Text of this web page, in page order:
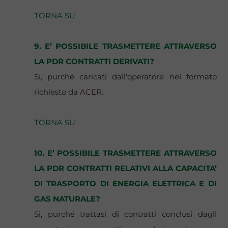
TORNA SU
9. E’ POSSIBILE TRASMETTERE ATTRAVERSO
LA PDR CONTRATTI DERIVATI?
Si, purché caricati dall'operatore nel formato
richiesto da ACER.
TORNA SU
10. E’ POSSIBILE TRASMETTERE ATTRAVERSO
LA PDR CONTRATTI RELATIVI ALLA CAPACITA’
DI TRASPORTO DI ENERGIA ELETTRICA E DI
GAS NATURALE?
Si, purché trattasi di contratti conclusi dagli